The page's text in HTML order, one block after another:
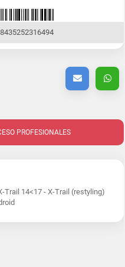
8435252316494
PROFESIONALES
Trail 14<17 - X-Trail (restyling)